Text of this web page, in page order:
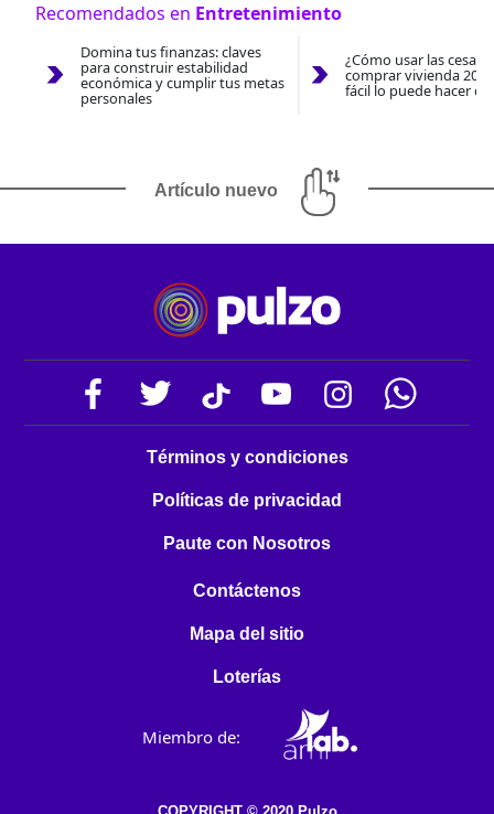
Recomendados en Entretenimiento
Domina tus finanzas: claves
para construir estabilidad
económica y cumplir tus metas
personales
¿Cómo usar las
comprar vivienda
fácil lo puede hacer
Artículo nuevo
Términos y condiciones
Políticas de privacidad
Paute con Nosotros
Contáctenos
Mapa del sitio
Loterías
Miembro de: